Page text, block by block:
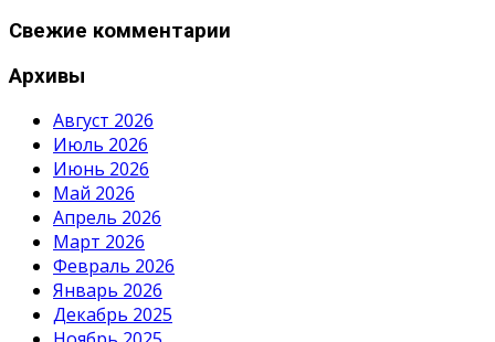
Свежие комментарии
Архивы
Август 2026
Июль 2026
Июнь 2026
Май 2026
Апрель 2026
Март 2026
Февраль 2026
Январь 2026
Декабрь 2025